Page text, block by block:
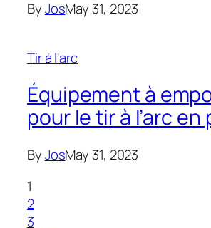
ByJosMay 31, 2023
Tir à l'arc
Équipement à
pour le tir à l’arc en
ByJosMay 31, 2023
1
2
3